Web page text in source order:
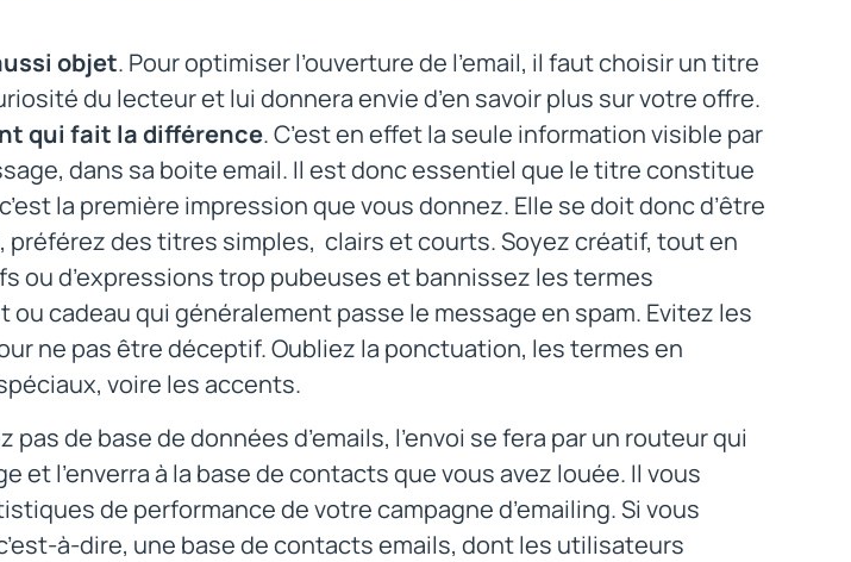
objet. Pour optimiser l’ouverture de l’email, il faut choisir un titre
du lecteur et lui donnera envie d’en savoir plus sur votre offre.
qui fait la différence. C’est en effet la seule information visible par
dans sa boite email. Il est donc essentiel que le titre constitue
la première impression que vous donnez. Elle se doit donc d’être
préférez des titres simples, clairs et courts. Soyez créatif, tout en
ou d’expressions trop pubeuses et bannissez les termes
cadeau qui généralement passe le message en spam. Evitez les
ne pas être déceptif. Oubliez la ponctuation, les termes en
voire les accents.
pas de base de données d’emails, l’envoi se fera par un routeur qui
et l’enverra à la base de contacts que vous avez louée. Il vous
de performance de votre campagne d’emailing. Si vous
à-dire, une base de contacts emails, dont les utilisateurs